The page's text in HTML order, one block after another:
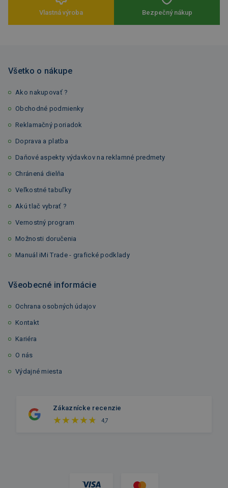
Vlastná výroba Bezpečný nákup
Všetko o nákupe
Ako nakupovať ?
Obchodné podmienky
Reklamačný poriadok
Doprava a platba
Daňové aspekty výdavkov na reklamné predmety
Chránená dielňa
Veľkostné tabuľky
Akú tlač vybrať ?
Vernostný program
Možnosti doručenia
Manuál iMi Trade - grafické podklady
Všeobecné informácie
Ochrana osobných údajov
Kontakt
Kariéra
O nás
Výdajné miesta
Zákaznícke recenzie
4,7